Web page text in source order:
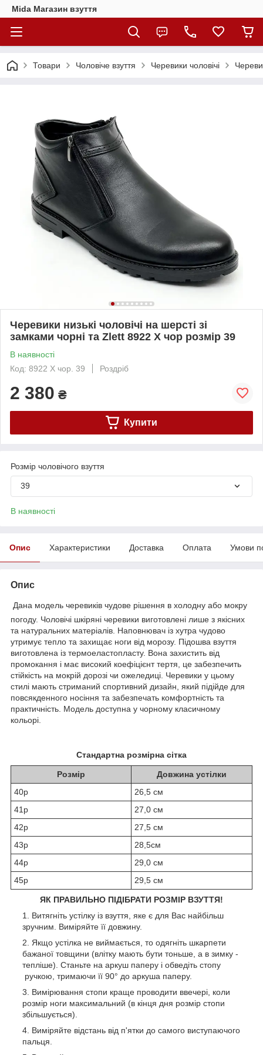
Mida Магазин взуття
Товари Чоловіче взуття Черевики чоловічі
Черевики низькі чоловічі на шерсті зі
замками чорні та Zlett 8922 Х чор розмір 39
В наявності
Код: 8922 Х чор. 39
Роздріб
2 380 ₴
Купити
Розмір чоловічого взуття
39
В наявності
Опис Характеристики Доставка Оплата Умови
Опис
Дана модель черевиків чудове рішення в холодну або мокру
погоду. Чоловічі шкіряні черевики виготовлені лише з якісних
та натуральних матеріалів. Наповнювач із хутра чудово
утримує тепло та захищає ноги від морозу. Підошва взуття
виготовлена із термоеластопласту. Вона захистить від
промокання і має високий коефіцієнт тертя, це забезпечить
стійкість на мокрій дорозі чи ожеледиці. Черевики у цьому
стилі мають стриманий спортивний дизайн, який підійде для
повсякденного носіння та забезпечать комфортність та
практичність. Модель доступна у чорному класичному
кольорі.
Стандартна розмірна сітка
Розмір
Довжина устілки
40р
26,5 см
41р
27,0 см
42р
27,5 см
43р
28,5см
44р
29,0 см
45р
29,5 см
ЯК ПРАВИЛЬНО ПІДІБРАТИ РОЗМІР ВЗУТТЯ!
Витягніть устілку із взуття, яке є для Вас найбільш
зручним. Виміряйте її довжину.
Якщо устілка не виймається, то одягніть шкарпети
бажаної товщини (влітку мають бути тоньше, а в зимку -
тепліше). Станьте на аркуш паперу і обведіть стопу
ручкою, тримаючи її 90° до аркуша паперу.
Вимірювання стопи краще проводити ввечері, коли
розмір ноги максимальний (в кінця дня розмір стопи
збільшується).
Виміряйте відстань від п'ятки до самого виступаючого
пальця.